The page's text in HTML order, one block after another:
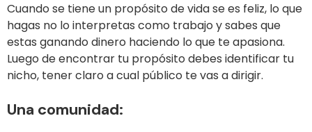
Cuando se tiene un propósito de vida se es feliz, lo que
hagas no lo interpretas como trabajo y sabes que
estas ganando dinero haciendo lo que te apasiona.
Luego de encontrar tu propósito debes identificar tu
nicho, tener claro a cual público te vas a dirigir.
Una comunidad: